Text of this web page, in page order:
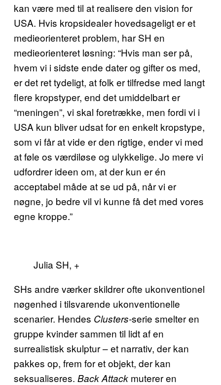
kan være med til at realisere den vision for
USA. Hvis kropsidealer hovedsageligt er et
medieorienteret problem, har SH en
medieorienteret løsning: “Hvis man ser på,
hvem vi i sidste ende dater og gifter os med,
er det ret tydeligt, at folk er tilfredse med langt
flere kropstyper, end det umiddelbart er
“meningen”, vi skal foretrække, men fordi vi i
USA kun bliver udsat for en enkelt kropstype,
som vi får at vide er den rigtige, ender vi med
at føle os værdiløse og ulykkelige. Jo mere vi
udfordrer ideen om, at der kun er én
acceptabel måde at se ud på, når vi er
nøgne, jo bedre vil vi kunne få det med vores
egne kroppe.”
Julia SH, +
SHs andre værker skildrer ofte ukonventionel
nøgenhed i tilsvarende ukonventionelle
scenarier. Hendes Clusters-serie smelter en
gruppe kvinder sammen til lidt af en
surrealistisk skulptur – et narrativ, der kan
pakkes op, frem for et objekt, der kan
seksualiseres. Back Attack muterer en